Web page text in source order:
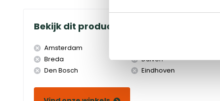
Bekijk dit product in onze winkels
Amsterdam
Breda
Den Bosch
Duiven
Eindhoven